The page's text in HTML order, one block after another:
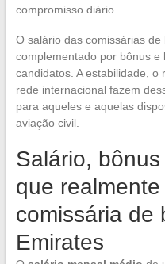
compromisso diário.
O salário das comissárias de
complementado por bônus
candidatos. A estabilidade,
rede internacional fazem
para aqueles e aquelas
aviação civil.
Salário,
que
comissária de
Emirates